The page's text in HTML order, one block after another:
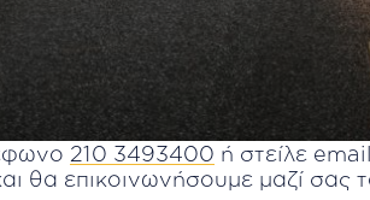
210 3493400 ή στείλε
θα επικοινωνήσουμε μαζί σας